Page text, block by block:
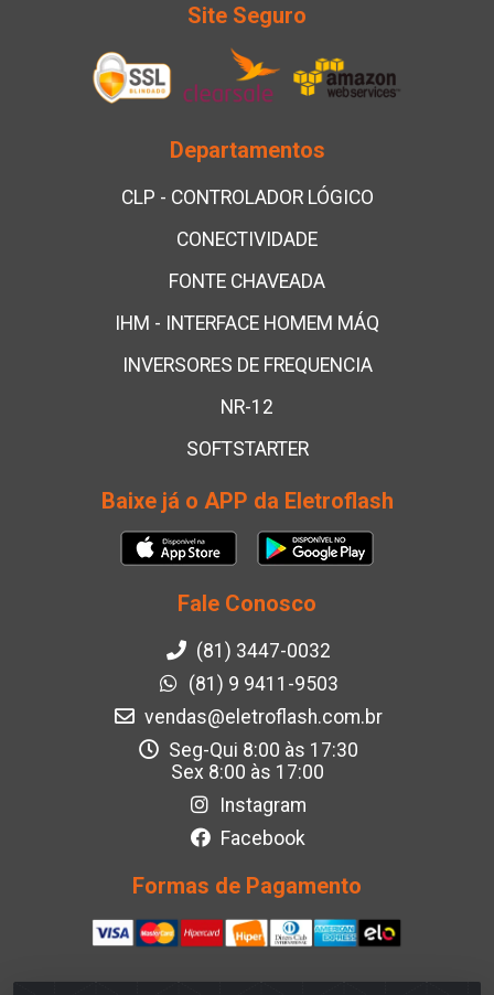
Site Seguro
Departamentos
CLP - CONTROLADOR LÓGICO
CONECTIVIDADE
FONTE CHAVEADA
IHM - INTERFACE HOMEM MÁQ
INVERSORES DE FREQUENCIA
NR-12
SOFTSTARTER
Baixe já o APP da Eletroflash
Fale Conosco
(81) 3447-0032
(81) 9 9411-9503
vendas@eletroflash.com.br
Seg-Qui 8:00 às 17:30
Sex 8:00 às 17:00
Instagram
Facebook
Formas de Pagamento